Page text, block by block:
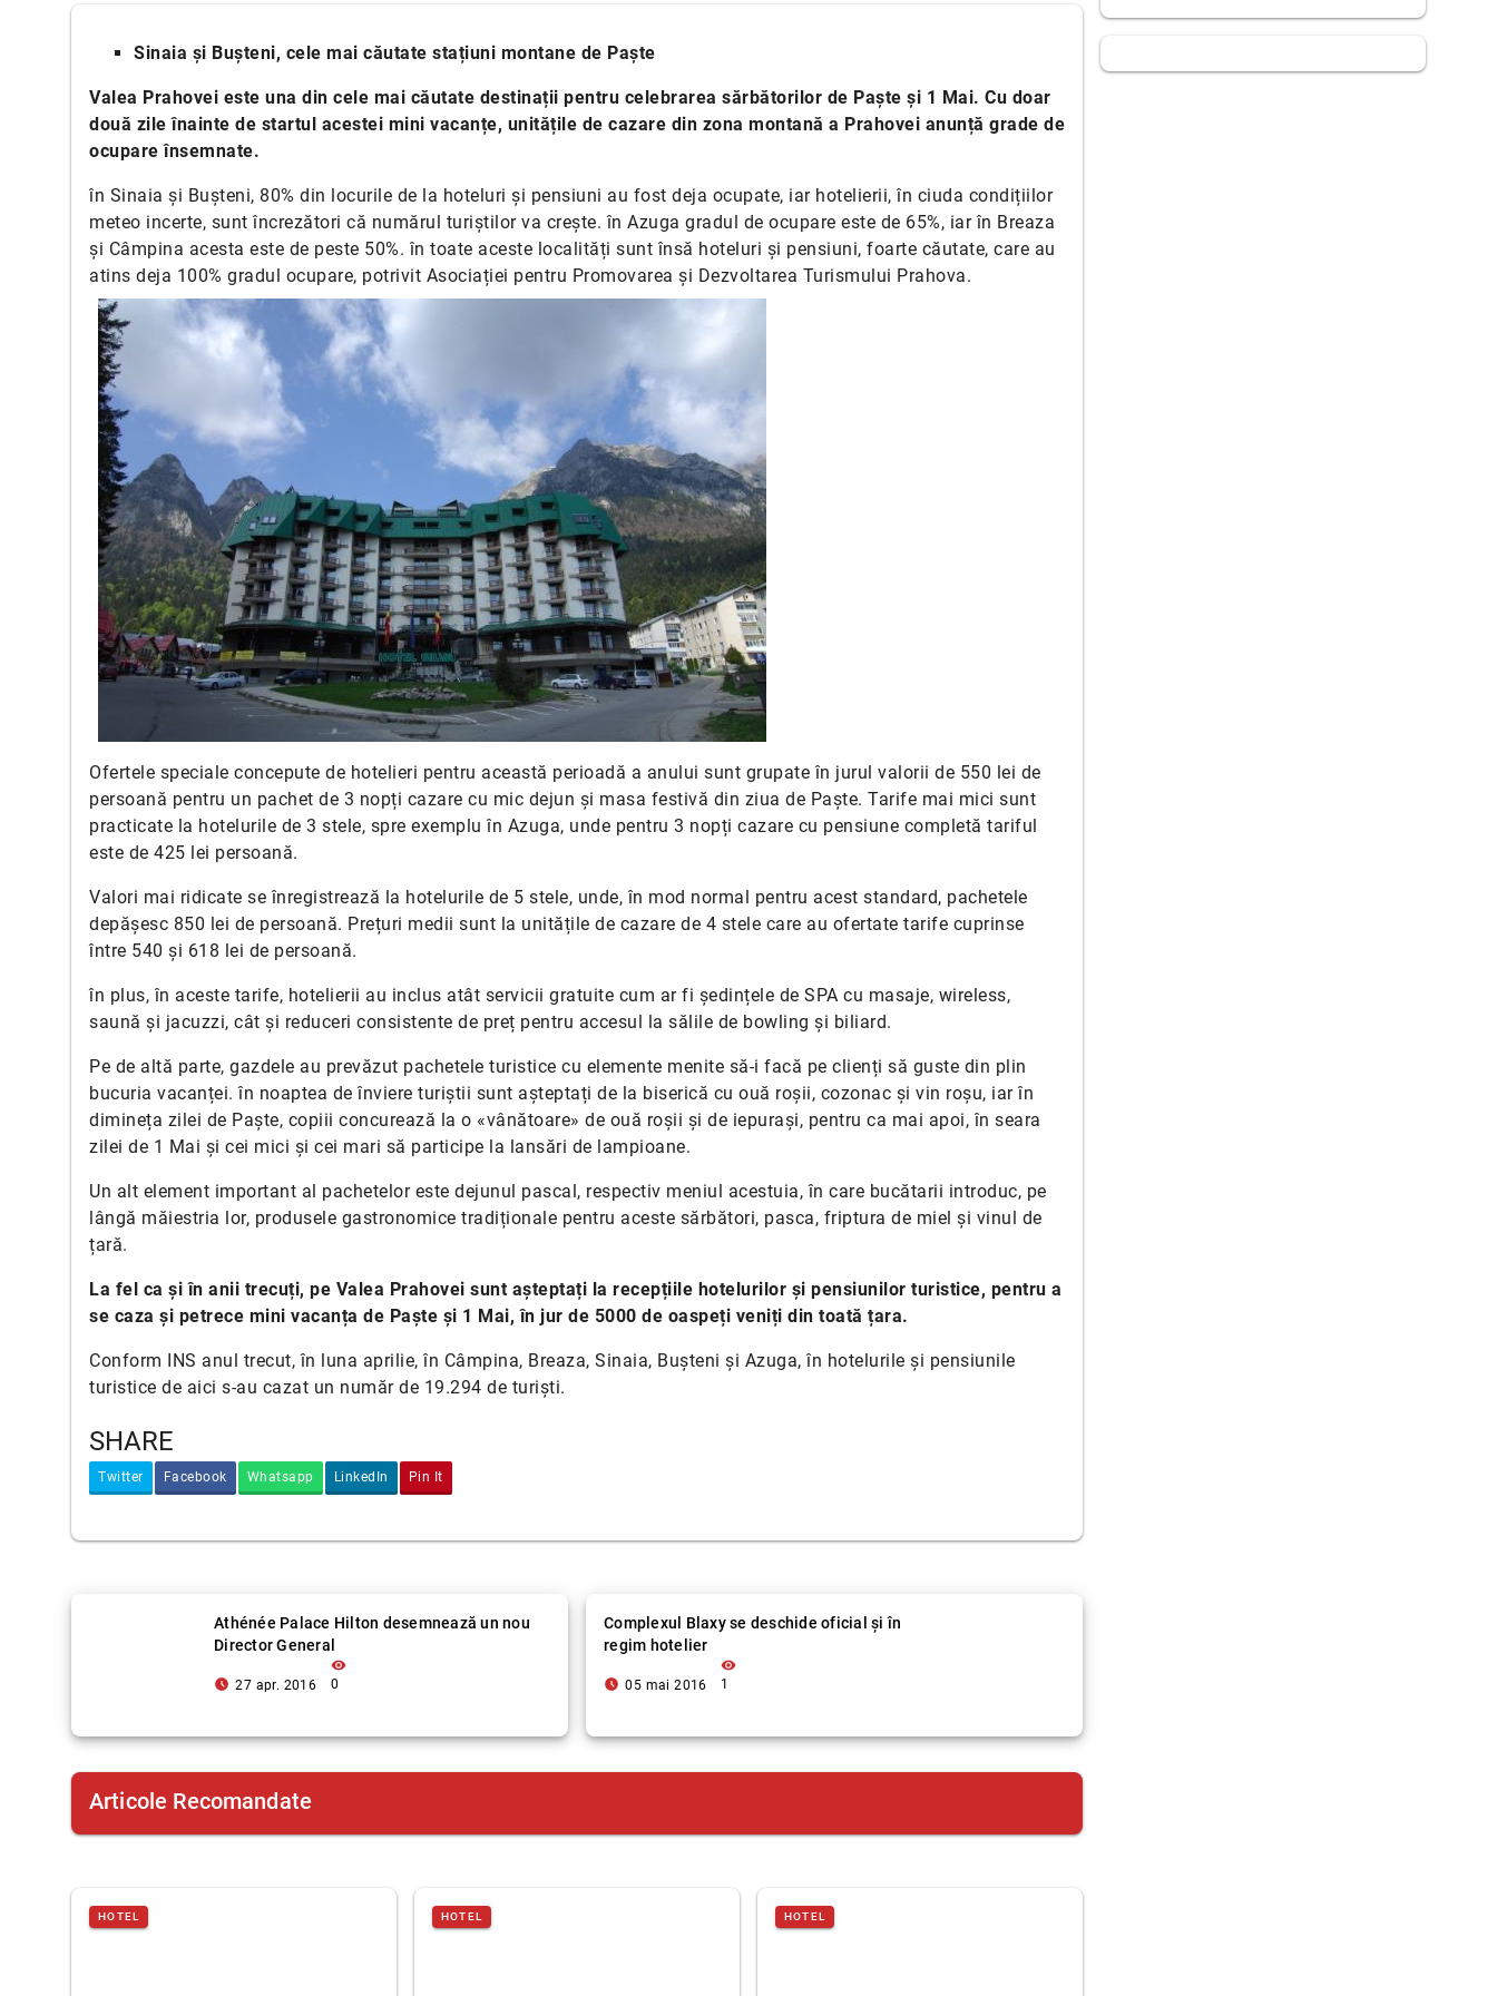
Sinaia și Bușteni, cele mai căutate stațiuni montane de Paște
Valea Prahovei este una din cele mai căutate destinații pentru celebrarea sărbătorilor de Paște și 1 Mai. Cu doar
două zile înainte de startul acestei mini vacanțe, unitățile de cazare din zona montană a Prahovei anunță grade de
ocupare însemnate.
în Sinaia și Bușteni, 80% din locurile de la hoteluri și pensiuni au fost deja ocupate, iar hotelierii, în ciuda condițiilor
meteo incerte, sunt încrezători că numărul turiștilor va crește. în Azuga gradul de ocupare este de 65%, iar în Breaza
și Câmpina acesta este de peste 50%. în toate aceste localități sunt însă hoteluri și pensiuni, foarte căutate, care au
atins deja 100% gradul ocupare, potrivit Asociației pentru Promovarea și Dezvoltarea Turismului Prahova.
Ofertele speciale concepute de hotelieri pentru această perioadă a anului sunt grupate în jurul valorii de 550 lei de
persoană pentru un pachet de 3 nopți cazare cu mic dejun și masa festivă din ziua de Paște. Tarife mai mici sunt
practicate la hotelurile de 3 stele, spre exemplu în Azuga, unde pentru 3 nopți cazare cu pensiune completă tariful
este de 425 lei persoană.
Valori mai ridicate se înregistrează la hotelurile de 5 stele, unde, în mod normal pentru acest standard, pachetele
depășesc 850 lei de persoană. Prețuri medii sunt la unitățile de cazare de 4 stele care au ofertate tarife cuprinse
între 540 și 618 lei de persoană.
în plus, în aceste tarife, hotelierii au inclus atât servicii gratuite cum ar fi ședințele de SPA cu masaje, wireless,
saună și jacuzzi, cât și reduceri consistente de preț pentru accesul la sălile de bowling și biliard.
Pe de altă parte, gazdele au prevăzut pachetele turistice cu elemente menite să-i facă pe clienți să guste din plin
bucuria vacanței. în noaptea de înviere turiștii sunt așteptați de la biserică cu ouă roșii, cozonac și vin roșu, iar în
dimineța zilei de Paște, copiii concurează la o «vânătoare» de ouă roșii și de iepurași, pentru ca mai apoi, în seara
zilei de 1 Mai și cei mici și cei mari să participe la lansări de lampioane.
Un alt element important al pachetelor este dejunul pascal, respectiv meniul acestuia, în care bucătarii introduc, pe
lângă măiestria lor, produsele gastronomice tradiționale pentru aceste sărbători, pasca, friptura de miel și vinul de
țară.
La fel ca și în anii trecuți, pe Valea Prahovei sunt așteptați la recepțiile hotelurilor și pensiunilor turistice, pentru a
se caza și petrece mini vacanța de Paște și 1 Mai, în jur de 5000 de oaspeți veniți din toată țara.
Conform INS anul trecut, în luna aprilie, în Câmpina, Breaza, Sinaia, Bușteni și Azuga, în hotelurile și pensiunile
turistice de aici s-au cazat un număr de 19.294 de turiști.
SHARE
Twitter Facebook Whatsapp LinkedIn Pin It
Athénée Palace Hilton desemnează un nou
Director General
access_time_filled 27 apr. 2016
visibility
0
Complexul Blaxy se deschide oficial și în
regim hotelier
access_time_filled 05 mai 2016
visibility
1
Articole Recomandate
HOTEL HOTEL HOTEL